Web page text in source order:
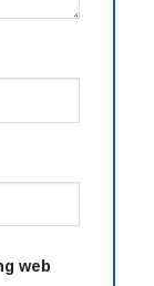
web